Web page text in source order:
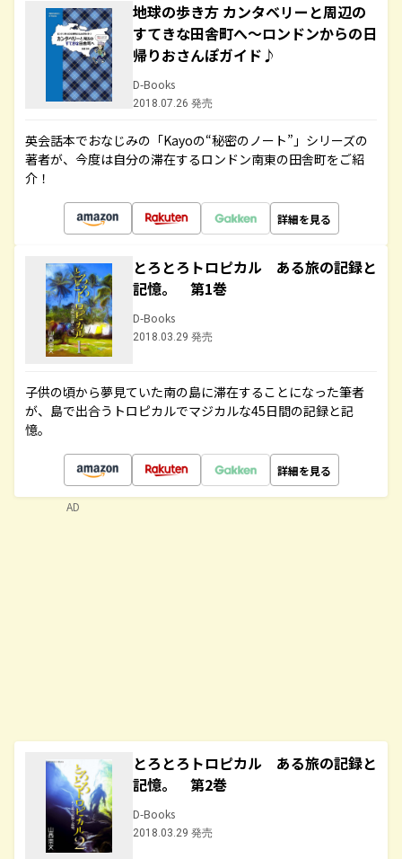
地球の歩き方 カンタベリーと周辺の
すてきな田舎町へ～ロンドンからの日
帰りおさんぽガイド♪
D-Books
2018.07.26 発売
英会話本でおなじみの「Kayoの“秘密のノート”」シリーズの
著者が、今度は自分の滞在するロンドン南東の田舎町をご紹
介！
詳細を見る
とろとろトロピカル ある旅の記録と
記憶。 第1巻
D-Books
2018.03.29 発売
子供の頃から夢見ていた南の島に滞在することになった筆者
が、島で出合うトロピカルでマジカルな45日間の記録と記
憶。
詳細を見る
とろとろトロピカル ある旅の記録と
記憶。 第2巻
D-Books
2018.03.29 発売
AD